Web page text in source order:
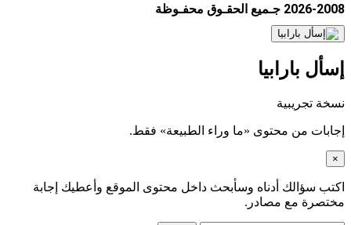
2026-2008 جـميع الحقـوق محفـوظة
إسأل بارابيا
نسخة تجريبية
إجابات من محتوى «ما وراء الطبيعة» فقط.
×
اكتب سؤالك أدناه وسأبحث داخل محتوى الموقع وأعطيك إجابة
مختصرة مع مصادر.